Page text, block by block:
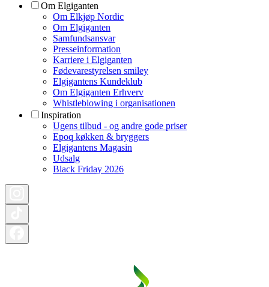
Om Elgiganten
Om Elkjøp Nordic
Om Elgiganten
Samfundsansvar
Presseinformation
Karriere i Elgiganten
Fødevarestyrelsen smiley
Elgigantens Kundeklub
Om Elgiganten Erhverv
Whistleblowing i organisationen
Inspiration
Ugens tilbud - og andre gode priser
Epoq køkken & bryggers
Elgigantens Magasin
Udsalg
Black Friday 2026